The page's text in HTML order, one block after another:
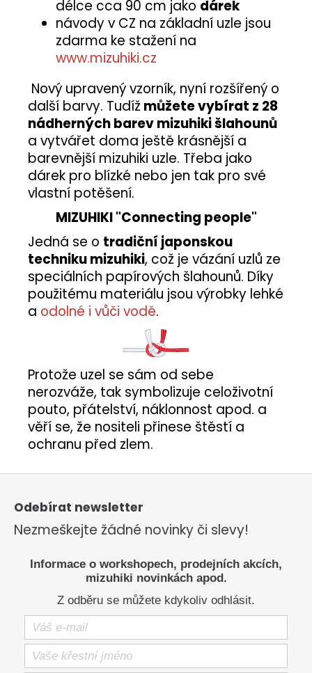
délce cca 90 cm jako dárek
návody v CZ na základní uzle jsou
zdarma ke stažení na
www.mizuhiki.cz
Nový upravený vzorník, nyní rozšířený o
další barvy. Tudíž můžete vybírat z 28
nádherných barev mizuhiki šlahounů
a vytvářet doma ještě krásnější a
barevnější mizuhiki uzle. Třeba jako
dárek pro blízké nebo jen tak pro své
vlastní potěšení.
MIZUHIKI "Connecting people"
Jedná se o tradiční japonskou
techniku mizuhiki, což je vázání uzlů ze
speciálních papírových šlahounů. Díky
použitému materiálu jsou výrobky lehké
a odolné i vůči vodě.
Protože uzel se sám od sebe
nerozváže, tak symbolizuje celoživotní
pouto, přátelství, náklonnost apod. a
věří se, že nositeli přinese štěstí a
ochranu před zlem.
Z
Odebírat newsletter
Nezmeškejte žádné novinky či slevy!
Informace o workshopech, prodejních akcích,
mizuhiki novinkách apod.
Z odběru se můžete kdykoliv odhlásit.